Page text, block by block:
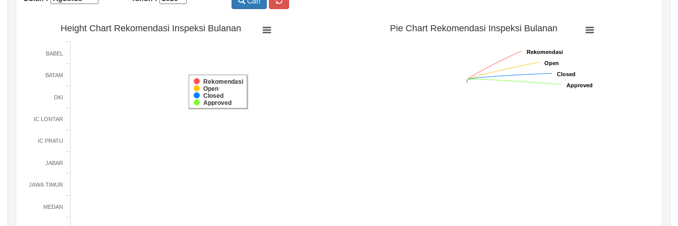
Height Chart Rekomendasi Inspeksi Bulanan
Rekomendasi
Open
Closed
Approved
BABEL
BATAM
DKI
IC LONTAR
IC PRATU
JABAR
JAWA TIMUR
MEDAN
Pie Chart Rekomendasi Inspeksi Bulanan
Rekomendasi
Rekomendasi
Open
Open
Closed
Closed
Approved
Approved